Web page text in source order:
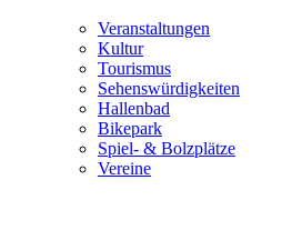
Veranstaltungen
Kultur
Tourismus
Sehenswürdigkeiten
Hallenbad
Bikepark
Spiel- & Bolzplätze
Vereine